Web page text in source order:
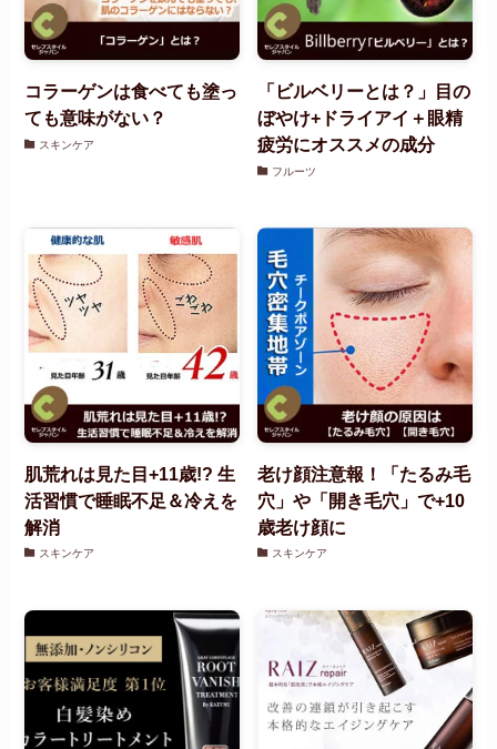
コラーゲンは食べても塗っ
ても意味がない？
スキンケア
「ビルベリーとは？」目の
ぼやけ+ドライアイ＋眼精
疲労にオススメの成分
フルーツ
肌荒れは見た目+11歳!? 生
活習慣で睡眠不足＆冷えを
解消
スキンケア
老け顔注意報！「たるみ毛
穴」や「開き毛穴」で+10
歳老け顔に
スキンケア